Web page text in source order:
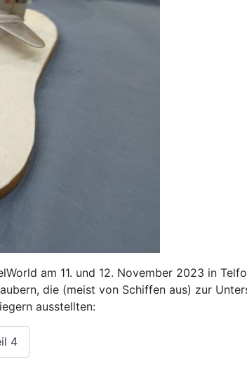
am 11. und 12. November 2023 in
die (meist von Schiffen aus) zur
ausstellten:
4